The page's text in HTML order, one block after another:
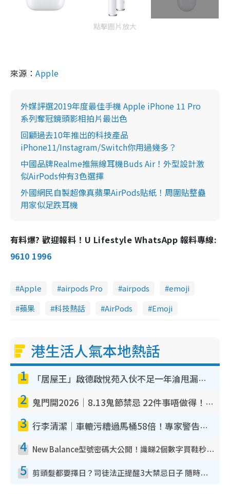
點擊圖片放大
來源：Apple
外媒評選2019年度最佳手機 Apple iPhone 11 Pro
系列奪冠鏡頭影相拍片最出色
回顧過去10年推出的科技產品
iPhone11/Instagram/Switch你用過幾多？
中國品牌Realme推無線耳機Buds Air！外型設計激
似AirPods仲有3色選擇
外國網民自製超像真蘋果AirPods貼紙！周圍貼整蠱
用家似足跌耳機
有料爆? 歡迎報料！U Lifestyle WhatsApp 報料專線:
9610 1996
Apple airpods Pro airpods
emoji
蘋果
科技熱話 AirPods Emoji
港生活人氣本地熱話
1 「居屋王」啟德啟悅苑入伙不足一年淪甩漏之王！插頭噴火花致大停電 多戶業主全屋家電報銷
2 鬼門開2026｜8.13鬼節禁忌 22件事唔做得！燒肉、刺身要少食？半夜勿吹口哨/打呢個電話
3 行李清潔｜車轆污糟過馬桶58倍！專家警告忌用酒精抹 教1招免污手除菌
4 New Balance型號密碼大公開！識睇2個數字買鞋秒知功能免中伏 附5大熱門鞋款
5 剪頭髮都要擇日？司徒法正提醒3大禁忌日子 隨時剪走財運！呢日剪髮恐「剪壽命」？